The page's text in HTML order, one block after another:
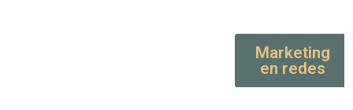
Marketing
en redes